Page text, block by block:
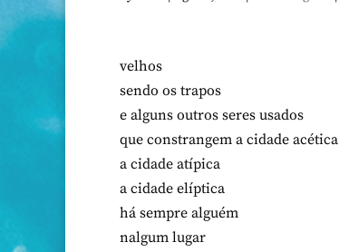
velhos
sendo os trapos
e alguns outros seres usados
que constrangem a cidade acética
a cidade atípica
a cidade elíptica
há sempre alguém
nalgum lugar